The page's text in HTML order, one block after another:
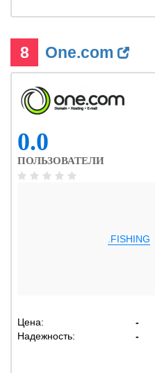
8 One.com
0.0
ПОЛЬЗОВАТЕЛИ
.FISHING
Цена: -
Надежность:
-